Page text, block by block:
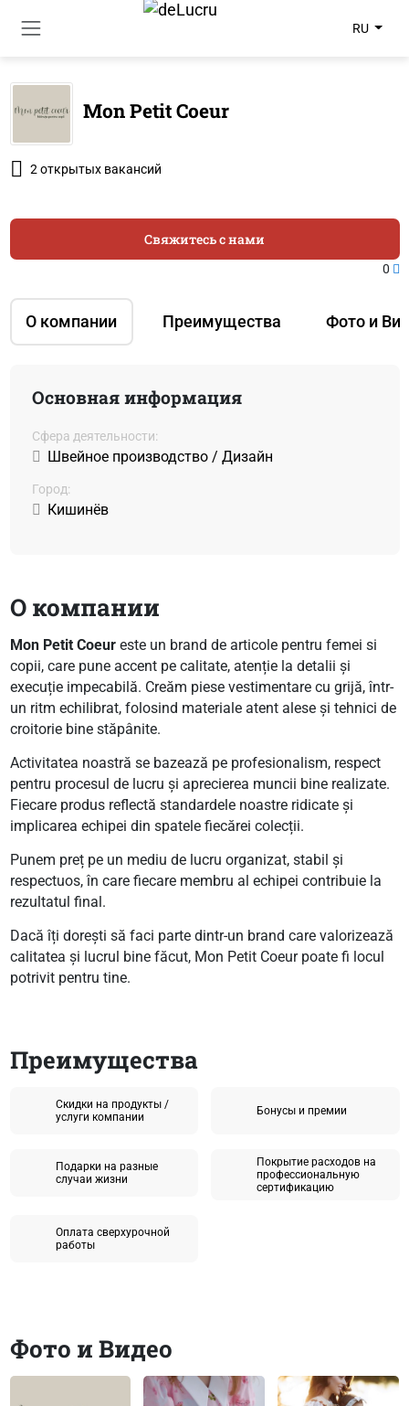
RU
Mon Petit Coeur
2 открытых вакансий
О компании Преимущества Фото и
Свяжитесь с нами
0
Основная информация
Сфера деятельности:
Швейное производство / Дизайн
Город:
Кишинёв
О компании
Mon Petit Coeureste un brand de articole pentru femei si
copii, care pune accent pe calitate, atenție la detalii și
execuție impecabilă. Creăm piese vestimentare cu grijă, într-
un ritm echilibrat, folosind materiale atent alese și tehnici de
croitorie bine stăpânite.
Activitatea noastră se bazează pe profesionalism, respect
pentru procesul de lucru și aprecierea muncii bine realizate.
Fiecare produs reflectă standardele noastre ridicate și
implicarea echipei din spatele fiecărei colecții.
Punem preț pe un mediu de lucru organizat, stabil și
respectuos, în care fiecare membru al echipei contribuie la
rezultatul final.
Dacă îți dorești să faci parte dintr-un brand care valorizează
calitatea și lucrul bine făcut, Mon Petit Coeur poate fi locul
potrivit pentru tine.
Преимущества
Скидки на продукты /
услуги компании
Бонусы и премии
Подарки на разные
случаи жизни
Покрытие расходов на
профессиональную
сертификацию
Оплата сверхурочной
работы
Фото и Видео